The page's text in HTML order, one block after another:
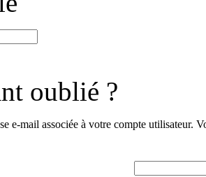
oublié ?
e-mail associée à votre compte utilisateur.